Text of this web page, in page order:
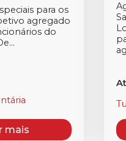
para os
agregado
do
mais